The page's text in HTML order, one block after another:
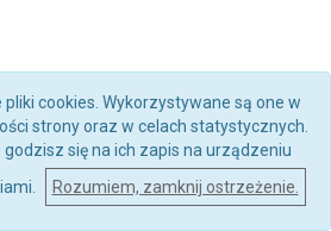
cookies. Wykorzystywane są one w
strony oraz w celach statystycznych.
się na ich zapis na urządzeniu
Rozumiem, zamknij ostrzeżenie.